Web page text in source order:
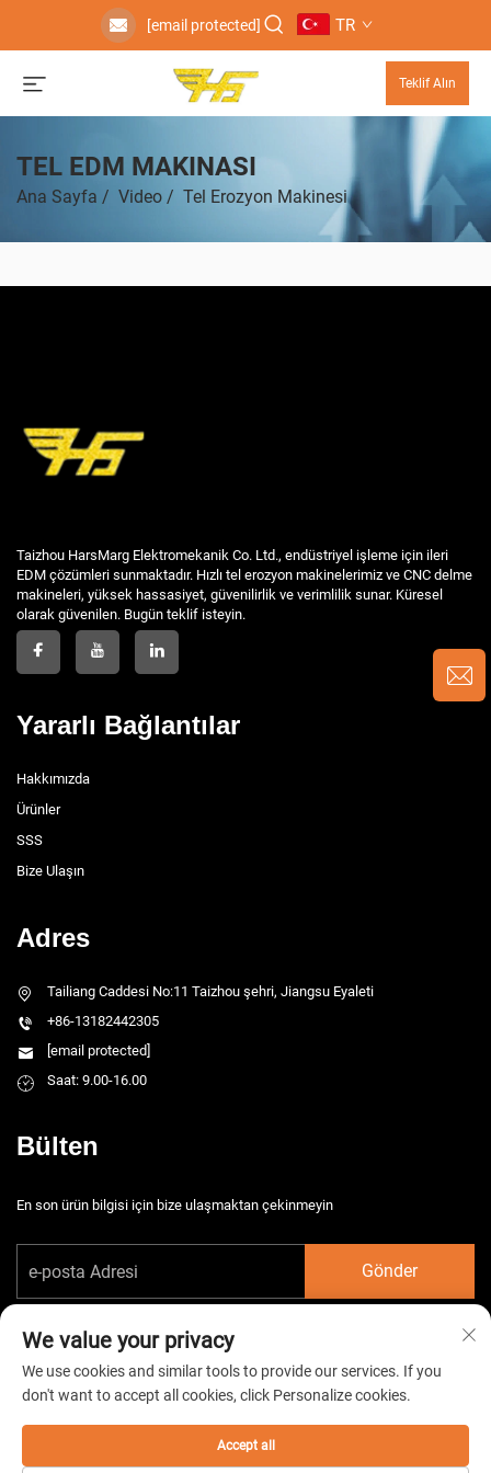
[email protected] TR
Teklif Alın
TEL EDM MAKINASI
Ana Sayfa / Video / Tel Erozyon Makinesi
Taizhou HarsMarg Elektromekanik Co. Ltd., endüstriyel işleme için ileri
EDM çözümleri sunmaktadır. Hızlı tel erozyon makinelerimiz ve CNC delme
makineleri, yüksek hassasiyet, güvenilirlik ve verimlilik sunar. Küresel
olarak güvenilen. Bugün teklif isteyin.
Yararlı Bağlantılar
Hakkımızda
Ürünler
SSS
Bize Ulaşın
Adres
Tailiang Caddesi No:11 Taizhou şehri, Jiangsu Eyaleti
+86-13182442305
[email protected]
Saat: 9.00-16.00
Bülten
En son ürün bilgisi için bize ulaşmaktan çekinmeyin
Gönder
Telif hakkı © 2026 China Taizhou HarsMarg Elektromekanik Co. Ltd. Tüm
hakları saklıdır. - Gizlilik Politikası
We value your privacy
We use cookies and similar tools to provide our services. If you
don't want to accept all cookies, click Personalize cookies.
Accept all